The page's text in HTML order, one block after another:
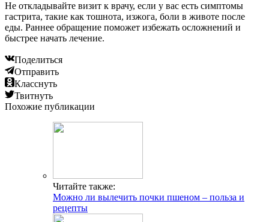
Не откладывайте визит к врачу, если у вас есть симптомы
гастрита, такие как тошнота, изжога, боли в животе после
еды. Раннее обращение поможет избежать осложнений и
быстрее начать лечение.
Поделиться
Отправить
Класснуть
Твитнуть
Похожие публикации
Читайте также:
Можно ли вылечить почки пшеном – польза и
рецепты